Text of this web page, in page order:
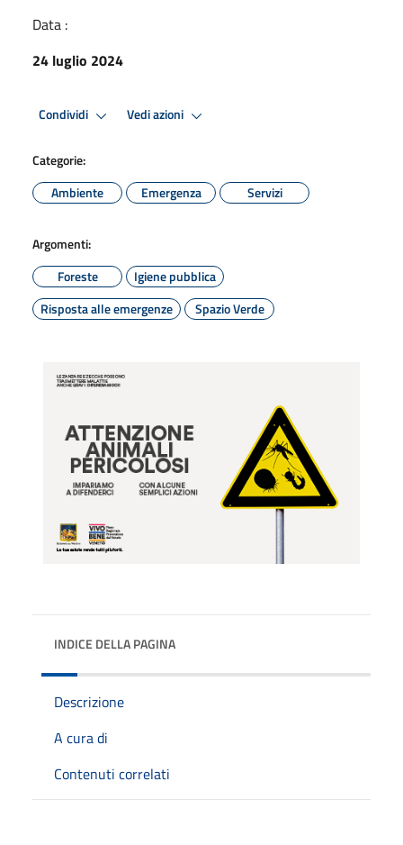
Data :
24 luglio 2024
Condividi Vedi azioni
Categorie:
Ambiente
Emergenza Servizi
Argomenti:
Foreste
Igiene pubblica
Risposta alle emergenze
Spazio Verde
INDICE DELLA PAGINA
Descrizione
A cura di
Contenuti correlati